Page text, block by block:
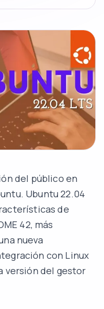
del público en
Ubuntu 22.04
de
42, más
nueva
con Linux
versión del gestor